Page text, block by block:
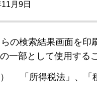
月9日
の検索結果画面を印
一部として使用する
「所得税法」、